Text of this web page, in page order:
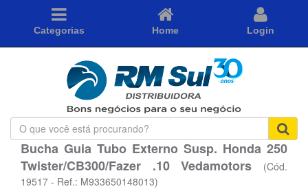
Categorias Home Login
O
que
você
está
procurando?
Bucha Guia Tubo Externo Susp. Honda 250
Twister/CB300/Fazer .10 Vedamotors
(Cód.
19517 - Ref.: M933650148013)